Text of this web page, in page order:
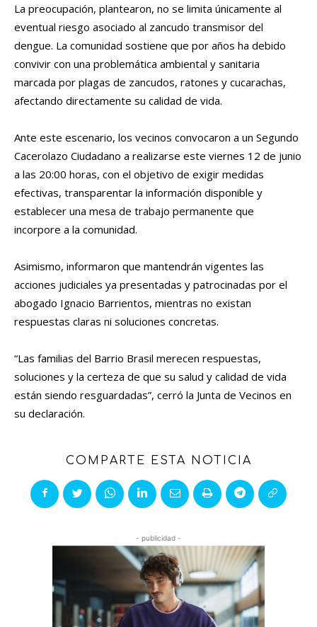
La preocupación, plantearon, no se limita únicamente al
eventual riesgo asociado al zancudo transmisor del
dengue. La comunidad sostiene que por años ha debido
convivir con una problemática ambiental y sanitaria
marcada por plagas de zancudos, ratones y cucarachas,
afectando directamente su calidad de vida.
Ante este escenario, los vecinos convocaron a un Segundo
Cacerolazo Ciudadano a realizarse este viernes 12 de junio
a las 20:00 horas, con el objetivo de exigir medidas
efectivas, transparentar la información disponible y
establecer una mesa de trabajo permanente que
incorpore a la comunidad.
Asimismo, informaron que mantendrán vigentes las
acciones judiciales ya presentadas y patrocinadas por el
abogado Ignacio Barrientos, mientras no existan
respuestas claras ni soluciones concretas.
“Las familias del Barrio Brasil merecen respuestas,
soluciones y la certeza de que su salud y calidad de vida
están siendo resguardadas”, cerró la Junta de Vecinos en
su declaración.
COMPARTE ESTA NOTICIA
- publicidad -